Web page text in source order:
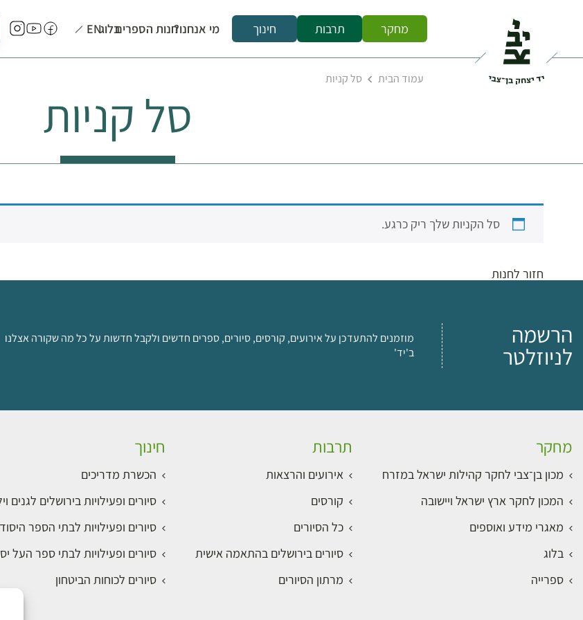
מחקר תרבות חינוך מי אנחנו?חנות הספריםבלוגEN
עמוד הבית סל קניות
סל קניות
סל הקניות שלך ריק כרגע.
חזור לחנות
הרשמה
לניוזלטר
מוזמנים להתעדכן על אירועים, קורסים, סיורים, ספרים חדשים ולקבל חדשות על כל מה שקורה אצלנו
ב'יד'
מחקר
מכון בן־צבי לחקר קהילות ישראל במזרח
המכון לחקר ארץ ישראל ויישובה
מאגרי מידע ואוספים
בלוג
ספרייה
תרבות
אירועים והרצאות
קורסים
כל הסיורים
סיורים בירושלים בהתאמה אישית
מרתון הסיורים
חינוך
הכשרת מדריכים
סיורים ופעילויות בירושלים לגנים
סיורים ופעילויות לבתי הספר
סיורים ופעילויות לבתי ספר העל
סיורים לכוחות הביטחון